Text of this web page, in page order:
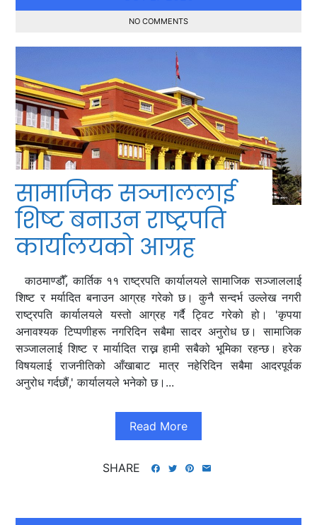
NO COMMENTS
सामाजिक सञ्जाललाई
शिष्ट बनाउन राष्ट्रपति
कार्यालयको आग्रह
काठमाण्डौँ, कार्तिक ११ राष्ट्रपति कार्यालयले सामाजिक सञ्जाललाई
शिष्ट र मर्यादित बनाउन आग्रह गरेको छ। कुनै सन्दर्भ उल्लेख नगरी
राष्ट्रपति कार्यालयले यस्तो आग्रह गर्दै ट्विट गरेको हो। 'कृपया
अनावश्यक टिप्पणीहरू नगरिदिन सबैमा सादर अनुरोध छ। सामाजिक
सञ्जाललाई शिष्ट र मार्यादित राख्न हामी सबैको भूमिका रहन्छ। हरेक
विषयलाई राजनीतिको आँखाबाट मात्र नहेरिदिन सबैमा आदरपूर्वक
अनुरोध गर्दछौं,' कार्यालयले भनेको छ।...
Read More
SHARE